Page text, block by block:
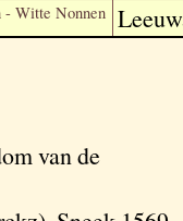
- Witte Nonnen
van de